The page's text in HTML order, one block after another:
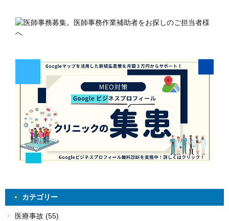
カテゴリー
医療事故 (55)